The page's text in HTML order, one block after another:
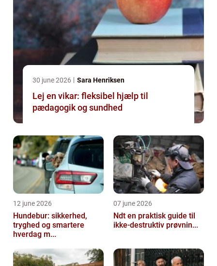
30 june 2026 Sara Henriksen
Lej en vikar: fleksibel hjælp til
pædagogik og sundhed
12 june 2026
Hundebur: sikkerhed,
tryghed og smartere
hverdag m...
07 june 2026
Ndt en praktisk guide til
ikke-destruktiv prøvnin...